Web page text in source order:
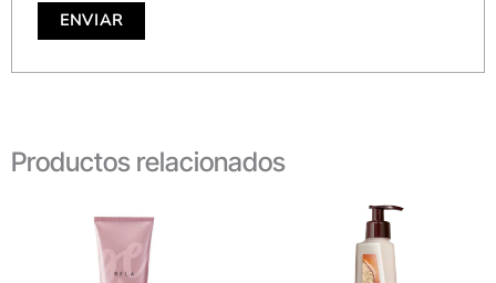
Productos relacionados